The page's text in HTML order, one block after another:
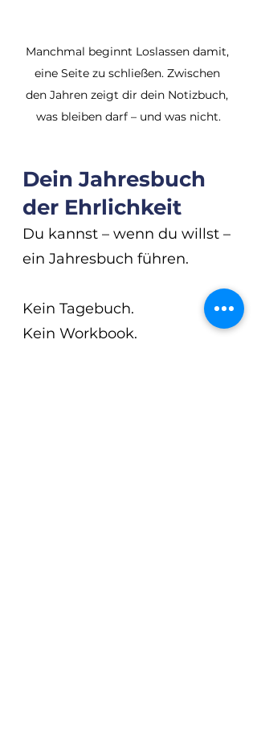
Manchmal beginnt Loslassen damit,
eine Seite zu schließen. Zwischen
den Jahren zeigt dir dein Notizbuch,
was bleiben darf – und was nicht.
Dein Jahresbuch
der Ehrlichkeit
Du kannst – wenn du willst –
ein Jahresbuch führen.
Kein Tagebuch.
Kein Workbook.